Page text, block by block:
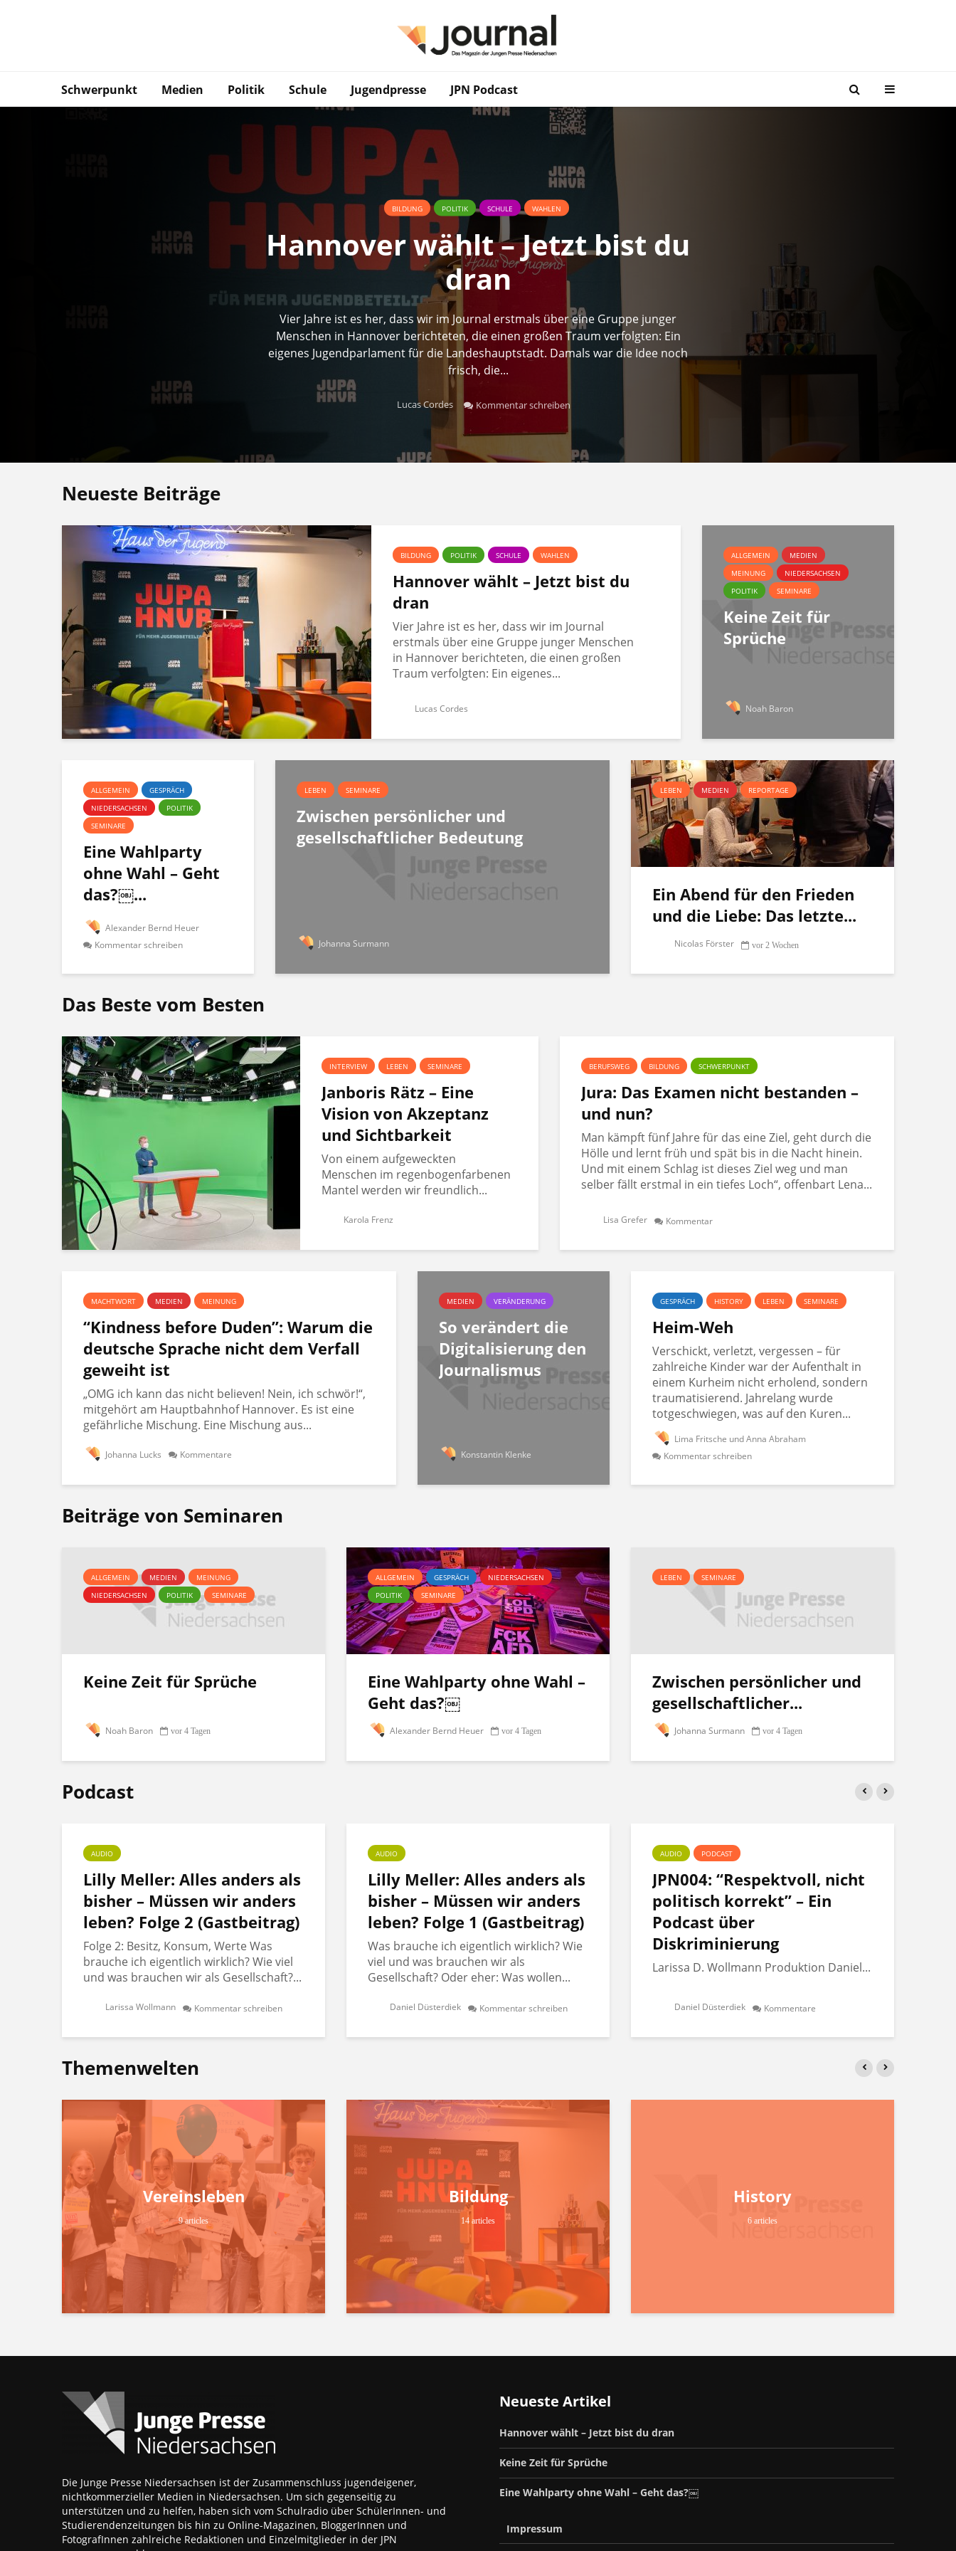
Schwerpunkt Medien Politik Schule Jugendpresse JPN Podcast
BILDUNG POLITIK SCHULE WAHLEN
Hannover wählt – Jetzt bist du
dran
Vier Jahre ist es her, dass wir im Journal erstmals über eine Gruppe junger
Menschen in Hannover berichteten, die einen großen Traum verfolgten: Ein
eigenes Jugendparlament für die Landeshauptstadt. Damals war die Idee noch
frisch, die...
Lucas Cordes Kommentar schreiben
Neueste Beiträge
BILDUNG POLITIK SCHULE WAHLEN
Hannover wählt – Jetzt bist du
dran
Vier Jahre ist es her, dass wir im Journal
erstmals über eine Gruppe junger Menschen
in Hannover berichteten, die einen großen
Traum verfolgten: Ein eigenes...
Lucas Cordes
ALLGEMEIN
MEDIEN
MEINUNG
NIEDERSACHSEN
POLITIK
SEMINARE
Keine Zeit für
Sprüche
Noah Baron
ALLGEMEIN
GESPRÄCH
NIEDERSACHSEN
POLITIK
SEMINARE
Eine Wahlparty
ohne Wahl – Geht
das?￼...
Alexander Bernd Heuer
Kommentar schreiben
LEBEN SEMINARE
Zwischen persönlicher und
gesellschaftlicher Bedeutung
Johanna Surmann
LEBEN MEDIEN REPORTAGE
Ein Abend für den Frieden
und die Liebe: Das letzte...
Nicolas Förster vor 2 Wochen
Das Beste vom Besten
INTERVIEW LEBEN SEMINARE
Janboris Rätz – Eine
Vision von Akzeptanz
und Sichtbarkeit
Von einem aufgeweckten
Menschen im regenbogenfarbenen
Mantel werden wir freundlich...
Karola Frenz
BERUFSWEG BILDUNG SCHWERPUNKT
Jura: Das Examen nicht bestanden –
und nun?
Man kämpft fünf Jahre für das eine Ziel, geht durch die
Hölle und lernt früh und spät bis in die Nacht hinein.
Und mit einem Schlag ist dieses Ziel weg und man
selber fällt erstmal in ein tiefes Loch“, offenbart Lena...
Lisa Grefer Kommentar
MACHTWORT MEDIEN MEINUNG
“Kindness before Duden”: Warum die
deutsche Sprache nicht dem Verfall
geweiht ist
„OMG ich kann das nicht believen! Nein, ich schwör!“,
mitgehört am Hauptbahnhof Hannover. Es ist eine
gefährliche Mischung. Eine Mischung aus...
Johanna Lucks Kommentare
MEDIEN VERÄNDERUNG
So verändert die
Digitalisierung den
Journalismus
Konstantin Klenke
GESPRÄCH HISTORY LEBEN SEMINARE
Heim-Weh
Verschickt, verletzt, vergessen – für
zahlreiche Kinder war der Aufenthalt in
einem Kurheim nicht erholend, sondern
traumatisierend. Jahrelang wurde
totgeschwiegen, was auf den Kuren...
Lima Fritsche und Anna Abraham
Kommentar schreiben
Beiträge von Seminaren
ALLGEMEIN MEDIEN
MEINUNG
NIEDERSACHSEN
POLITIK SEMINARE
Keine Zeit für Sprüche
Noah Baron vor 4 Tagen
ALLGEMEIN GESPRÄCH
NIEDERSACHSEN
POLITIK
SEMINARE
Eine Wahlparty ohne Wahl –
Geht das?￼
Alexander Bernd Heuer vor 4 Tagen
LEBEN SEMINARE
Zwischen persönlicher und
gesellschaftlicher...
Johanna Surmann vor 4 Tagen
Podcast
AUDIO
Lilly Meller: Alles anders als
bisher – Müssen wir anders
leben? Folge 2 (Gastbeitrag)
Folge 2: Besitz, Konsum, Werte Was
brauche ich eigentlich wirklich? Wie viel
und was brauchen wir als Gesellschaft?...
Larissa Wollmann Kommentar schreiben
AUDIO
Lilly Meller: Alles anders als
bisher – Müssen wir anders
leben? Folge 1 (Gastbeitrag)
Was brauche ich eigentlich wirklich? Wie
viel und was brauchen wir als
Gesellschaft? Oder eher: Was wollen...
Daniel Düsterdiek Kommentar schreiben
AUDIO PODCAST
JPN004: “Respektvoll, nicht
politisch korrekt” – Ein
Podcast über
Diskriminierung
Larissa D. Wollmann Produktion Daniel...
Daniel Düsterdiek Kommentare
Themenwelten
Vereinsleben
9 articles
Bildung
14 articles
History
6 articles
Die Junge Presse Niedersachsen ist der Zusammenschluss jugendeigener,
nichtkommerzieller Medien in Niedersachsen. Um sich gegenseitig zu
unterstützen und zu helfen, haben sich vom Schulradio über SchülerInnen- und
Studierendenzeitungen bis hin zu Online-Magazinen, BloggerInnen und
FotografInnen zahlreiche Redaktionen und Einzelmitglieder in der JPN
Neueste Artikel
Hannover wählt – Jetzt bist du dran
Keine Zeit für Sprüche
Eine Wahlparty ohne Wahl – Geht das?￼
Impressum